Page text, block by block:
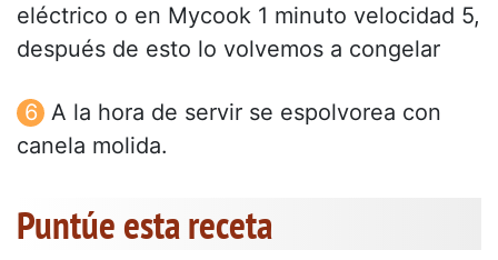
eléctrico o en Mycook 1 minuto velocidad 5,
después de esto lo volvemos a congelar
A la hora de servir se espolvorea con
canela molida.
Puntúe esta receta